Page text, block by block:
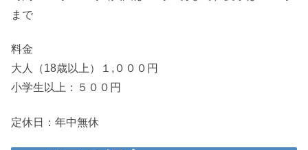
まで
料金
大人（18歳以上）１,０００円
小学生以上：５００円
定休日：年中無休